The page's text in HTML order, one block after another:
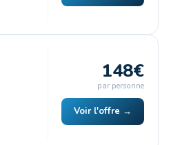
148€
par personne
Voir l'offre →